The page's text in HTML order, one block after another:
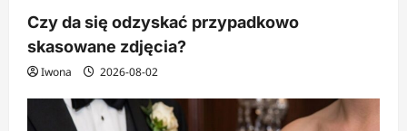
Czy da się odzyskać przypadkowo
skasowane zdjęcia?
Iwona 2026-08-02